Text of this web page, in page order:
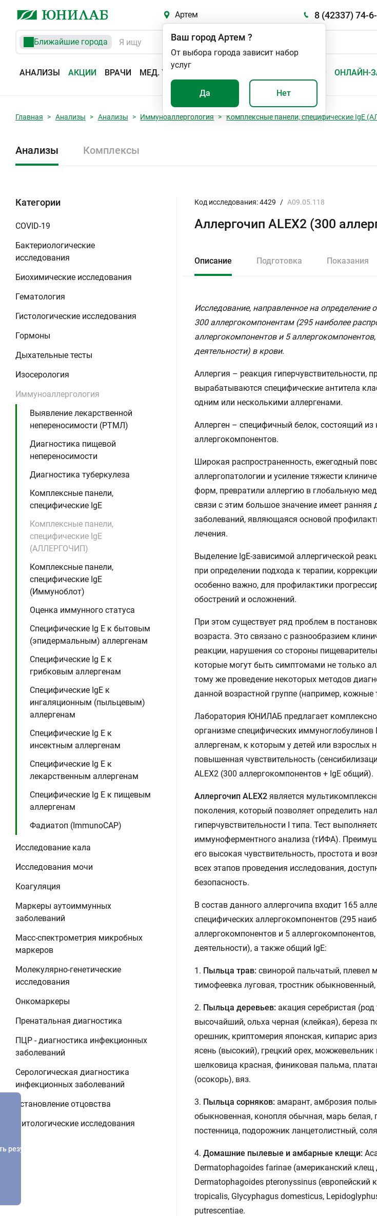
Артем 8 (42337) 74-
Ближайшие города
АНАЛИЗЫ АКЦИИ ВРАЧИ МЕД. УСЛУГИ ОНЛАЙН-
Ваш городАртем ?
От выбора города зависит набор
услуг
Да Нет
Главная Анализы Анализы Иммуноаллергология Комплексные панели, специфические IgE
Анализы Комплексы
Категории
COVID-19
Бактериологические
исследования
Биохимические исследования
Гематология
Гистологические исследования
Гормоны
Дыхательные тесты
Изосерология
Иммуноаллергология
Выявление лекарственной
непереносимости (РТМЛ)
Диагностика пищевой
непереносимости
Диагностика туберкулеза
Комплексные панели,
специфические IgE
Комплексные панели,
специфические IgE
(АЛЛЕРГОЧИП)
Комплексные панели,
специфические IgE
(Иммуноблот)
Оценка иммунного статуса
Специфические Ig E к бытовым
(эпидермальным) аллергенам
Специфические Ig E к
грибковым аллергенам
Специфические IgE к
ингаляционным (пыльцевым)
аллергенам
Специфические Ig E к
инсектным аллергенам
Специфические Ig E к
лекарственным аллергенам
Специфические Ig E к пищевым
аллергенам
Фадиатоп (ImmunoCAP)
Исследование кала
Исследования мочи
Коагуляция
Маркеры аутоиммунных
заболеваний
Масс-спектрометрия микробных
маркеров
Молекулярно-генетические
исследования
Онкомаркеры
Пренатальная диагностика
ПЦР - диагностика инфекционных
заболеваний
Серологическая диагностика
инфекционных заболеваний
Установление отцовства
Цитологические исследования
Код исследования: 4429 / A09.05.118
Аллергочип ALEX2 (300
Описание Подготовка Показания
Исследование, направленное на определение
300 аллергокомпонентам (295 наиболее
аллергокомпонентов и 5
деятельности) в крови.
Аллергия – реакция гиперчувствительности,
вырабатываются специфические антитела
одним или несколькими аллергенами.
Аллерген – специфичный белок, состоящий из
аллергокомпонентов.
Широкая распространенность, ежегодный
аллергопатологии и усиление тяжести
форм, превратили аллергию в глобальную
связи с этим большое значение имеет ранняя
заболеваний, являющаяся основой
лечения.
Выделение IgE-зависимой аллергической
при определении подхода к терапии,
особенно важно, для профилактики
обострений и осложнений.
При этом существует ряд проблем в
возраста. Это связано с разнообразием
реакции, нарушения со стороны
которые могут быть симптомами не только
тому же проведение некоторых методов
данной возрастной группе (например, кожные
Лаборатория ЮНИЛАБ предлагает
организме специфических
аллергенам, к которым у детей или взрослых
повышенная чувствительность
ALEX2 (300 аллергокомпонентов + IgE общий).
Аллергочип ALEX2 является
поколения, который позволяет определить
гиперчувствительности I типа. Тест
иммуноферментного анализа (тИФА).
его высокая чувствительность, простота и
всех этапов проведения исследования,
безопасность.
В состав данного аллергочипа входит 165
специфических аллергокомпонентов (295
аллергокомпонентов и 5
деятельности), а также общий IgE:
1. Пыльца трав: свинорой пальчатый, плевел
тимофеевка луговая, тростник
2. Пыльца деревьев: акация серебристая
высочайший, ольха черная (клейкая), береза
орешник, криптомерия японская, кипарис
ясень (высокий), грецкий орех,
шелковица красная, финиковая пальма,
(осокорь), вяз.
3. Пыльца сорняков: амарант, амброзия
обыкновенная, конопля обычная, марь белая,
постенница, подорожник ланцетолистный,
4. Домашние пылевые и амбарные клещи:
Dermatophagoides farinae (американский
Dermatophagoides pteronyssinus
tropicalis, Glycyphagus domesticus,
putrescentiae.
результатов